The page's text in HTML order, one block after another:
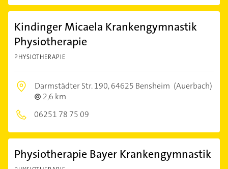
Kindinger Micaela Krankengymnastik
Physiotherapie
PHYSIOTHERAPIE
Darmstädter Str. 190,64625 Bensheim (Auerbach)
2,6 km
06251 78 75 09
Physiotherapie Bayer Krankengymnastik